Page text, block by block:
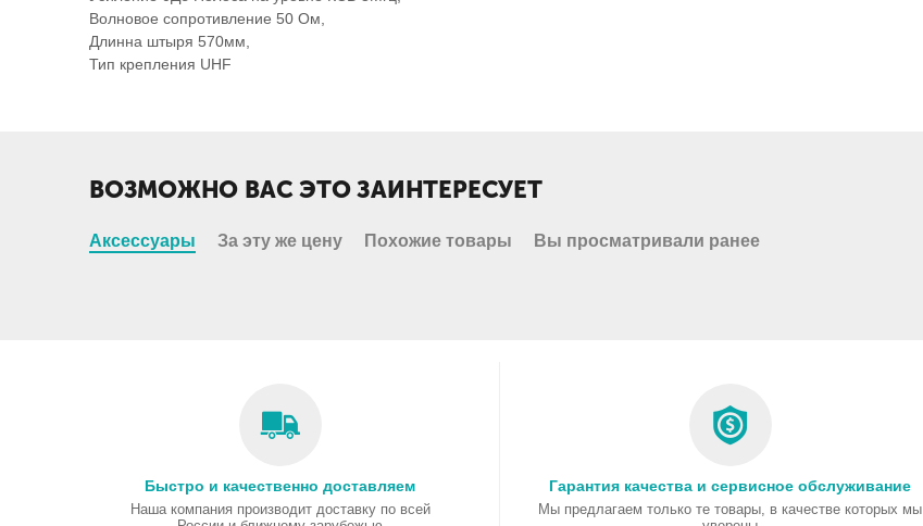
Волновое сопротивление 50 Ом,
Длинна штыря 570мм,
Тип крепления UHF
ВОЗМОЖНО ВАС ЭТО ЗАИНТЕРЕСУЕТ
Аксессуары За эту же цену Похожие товары Вы просматривали ранее
Быстро и качественно доставляем
Наша компания производит доставку по всей
Гарантия качества и сервисное обслуживание
Мы предлагаем только те товары, в качестве которых мы